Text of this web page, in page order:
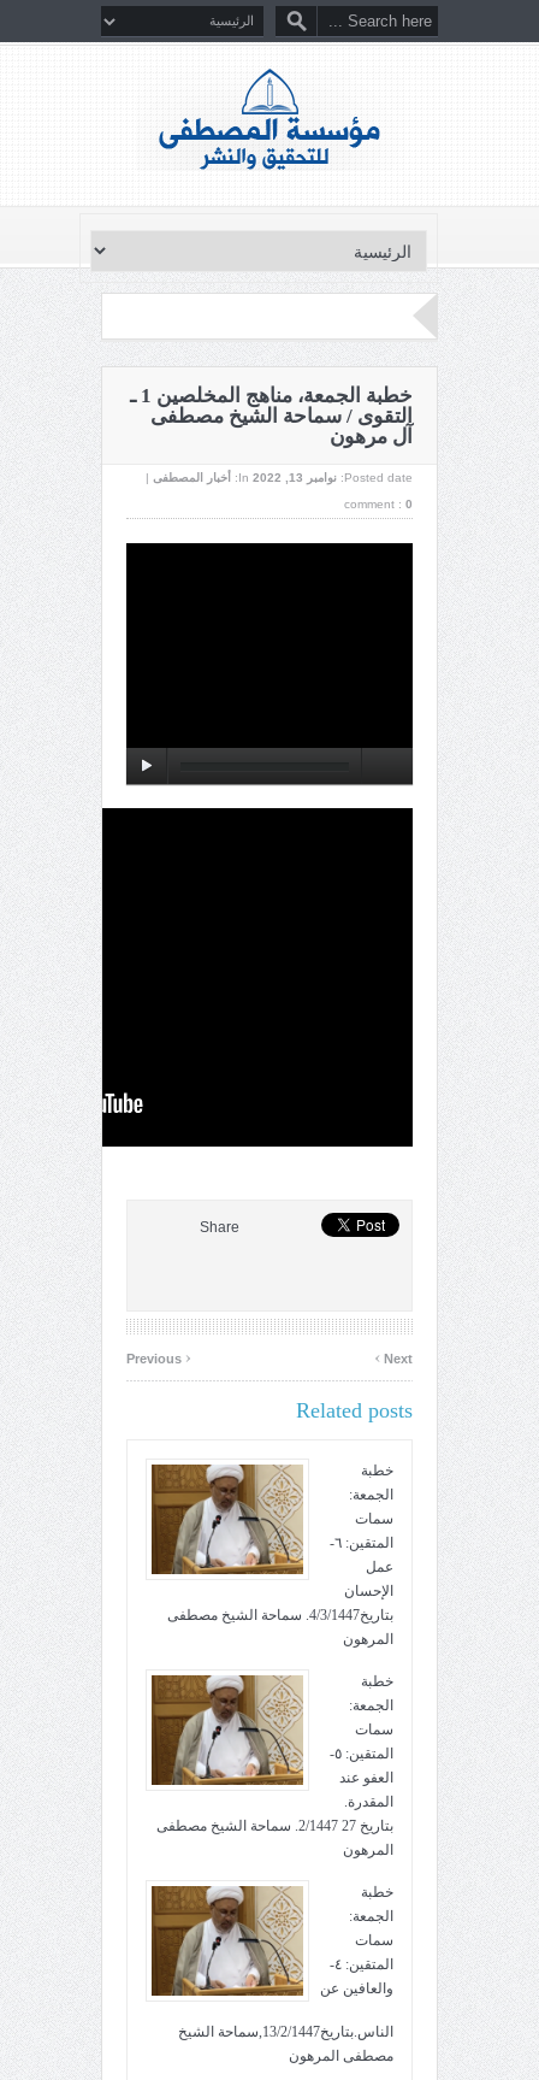
خطبة الجمعة، مناهج المخلصين 1 ـ
التقوى / سماحة الشيخ مصطفى
آل مرهون
Posted date: نوامبر 13, 2022 In: أخبار المصطفى |
comment : 0
Share
‹ Next
›
Related posts
خطبة
الجمعة:
سمات
المتقين: ٦-
عمل
الإحسان
بتاريخ4/3/1447. سماحة الشيخ مصطفى
المرهون
خطبة
الجمعة:
سمات
المتقين: ٥-
العفو عند
المقدرة.
بتاريخ 27 2/1447. سماحة الشيخ مصطفى
المرهون
خطبة
الجمعة:
سمات
المتقين: ٤-
والعافين عن
الناس.بتاريخ13/2/1447,سماحة الشيخ
مصطفى المرهون